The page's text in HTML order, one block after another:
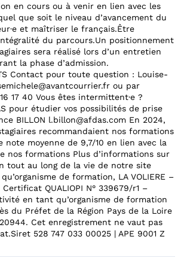
en cours ou à venir en lien avec les
que soit le niveau d’avancement du
et maîtriser le français.Être
du parcours.Un positionnement
sera réalisé lors d’un entretien
la phase d’admission.
Contact pour toute question : Louise-
ou par
17 40 Vous êtes intermittent·e ?
pour étudier vos possibilités de prise
BILLON l.billon@afdas.com En 2024,
recommandaient nos formations
note moyenne de 9,7/10 en lien avec la
nos formations Plus d’informations sur
tout au long de la vie de notre site
de formation, LA VOLIERE –
Certificat QUALIOPI N° 339679/r1 –
en tant qu’organisme de formation
du Préfet de la Région Pays de la Loire
Cet enregistrement ne vaut pas
528 747 033 00025 | APE 9001 Z